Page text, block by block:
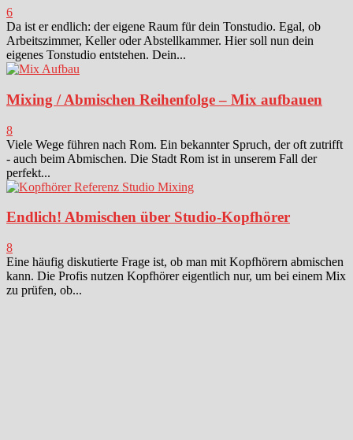
6
Da ist er endlich: der eigene Raum für dein Tonstudio. Egal, ob
Arbeitszimmer, Keller oder Abstellkammer. Hier soll nun dein
eigenes Tonstudio entstehen. Dein...
Mixing / Abmischen Reihenfolge – Mix aufbauen
8
Viele Wege führen nach Rom. Ein bekannter Spruch, der oft zutrifft
- auch beim Abmischen. Die Stadt Rom ist in unserem Fall der
perfekt...
Endlich! Abmischen über Studio-Kopfhörer
8
Eine häufig diskutierte Frage ist, ob man mit Kopfhörern abmischen
kann. Die Profis nutzen Kopfhörer eigentlich nur, um bei einem Mix
zu prüfen, ob...